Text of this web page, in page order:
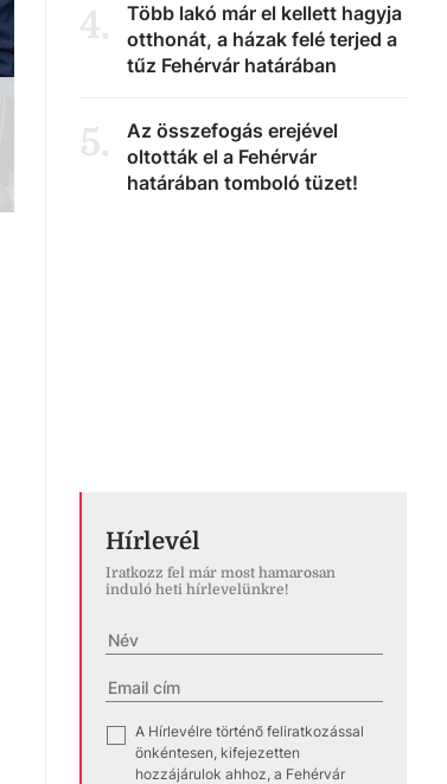
4.
Több lakó már el kellett hagyja
otthonát, a házak felé terjed a
tűz Fehérvár határában
5.
Az összefogás erejével
oltották el a Fehérvár
határában tomboló tüzet!
Hírlevél
Iratkozz fel már most hamarosan
induló heti hírlevelünkre!
✓
A Hírlevélre történő feliratkozással
önkéntesen, kifejezetten
hozzájárulok ahhoz, a Fehérvár